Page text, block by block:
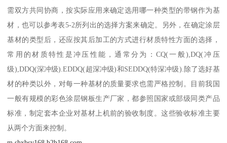
需双方共同协商，按实际应用来确定选用哪一种类型的带钢作为基
材，也可以参考表5-2所列出的选择方案来确定。另外，在确定涂层
基材的类型后，还应按其后加工的方式进行材质特性方面的选择，
常用的材质特性是冲压性能，通常分为：CQ(一般),DQ(冲压
级),DDQ(深冲级).EDDQ(超深冲级)和SEDDQ(特深冲级).除了选好基
材的种类以外，对每一种基材的质量要求也需严格控制。目前我国
一般有规模的彩色涂层钢板生产厂家，都参照国家或部级同类产品
标准，制定套本企业对基材上机前的验收制度。这些验收标准主要
从两个方面来控制。